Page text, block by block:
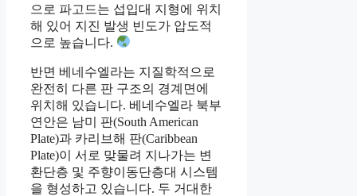
으로 파고드는 섭입대 지형에 위치
해 있어 지진 발생 빈도가 압도적
으로 높습니다.
반면 베네수엘라는 지질학적으로
완전히 다른 판 구조의 경계면에
위치해 있습니다. 베네수엘라 북부
연안은 남미 판(South American
Plate)과 카리브해 판(Caribbean
Plate)이 서로 맞물려 지나가는 변
환단층 및 주향이동단층대 시스템
을 형성하고 있습니다. 두 거대한